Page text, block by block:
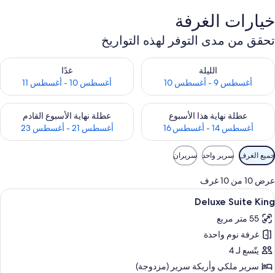
خيارات الغرفة
تحقق من مدى التوفر لهذه التواريخ
الليلة
أغسطس 9 - أغسطس 10
تحقق من مدى التوفر لليلة للفترة أغسطس 9 - أغسطس 10
غدًا
أغسطس 10 - أغسطس 11
تحقق من مدى التوفر لغد للفترة أغسطس
عطلة نهاية هذا الأسبوع
أغسطس 14 - أغسطس 16
تحقق من مدى التوفر لعطلة نهاية هذا الأسبوع للفترة أغسطس 14 - أغسطس 16
عطلة نهاية الأسبوع القادم
أغسطس 21 - أغسطس 23
تحقق من مدى التوفر لعطلة نهاية
عوامل
التصفية
المتاحة
للغرف
جميع الغرف سرير واحد سريران
عرض 10 من 10 غرف
استعراض
جميع
صور
Deluxe
Suite
King
أغطية فراش متميزة وميني بار وخزنة
6
Deluxe Suite King
55 متر مربع
غرفة نوم واحدة
يتّسع لـ 4
سرير ملكي‫‬ وأريكة سرير (مزدوجة)